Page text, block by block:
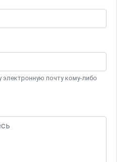
почту кому-либо